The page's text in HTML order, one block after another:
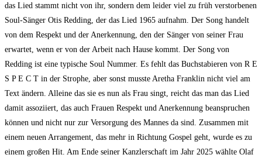
das Lied stammt nicht von ihr, sondern dem leider viel zu früh verstorbenen
Soul-Sänger Otis Redding, der das Lied 1965 aufnahm. Der Song handelt
von dem Respekt und der Anerkennung, den der Sänger von seiner Frau
erwartet, wenn er von der Arbeit nach Hause kommt. Der Song von
Redding ist eine typische Soul Nummer. Es fehlt das Buchstabieren von R E
S P E C T in der Strophe, aber sonst musste Aretha Franklin nicht viel am
Text ändern. Alleine das sie es nun als Frau singt, reicht das man das Lied
damit assoziiert, das auch Frauen Respekt und Anerkennung beanspruchen
können und nicht nur zur Versorgung des Mannes da sind. Zusammen mit
einem neuen Arrangement, das mehr in Richtung Gospel geht, wurde es zu
einem großen Hit. Am Ende seiner Kanzlerschaft im Jahr 2025 wählte Olaf